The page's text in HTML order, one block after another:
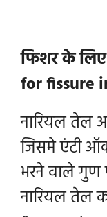
फिशर के
for fissure
नारियल तेल
जिसमे एंटी
भरने वाले गुण
नारियल तेल